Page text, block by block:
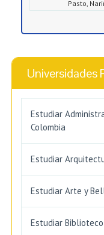
Pasto,
Universidades
Estudiar
Colombia
Estudiar
Estudiar Arte y
Estudiar